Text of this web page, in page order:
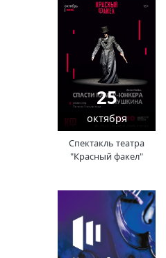
25
октября
Спектакль театра
"Красный факел"